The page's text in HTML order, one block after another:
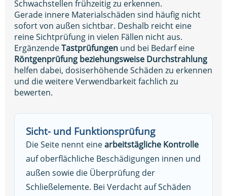
Schwachstellen frühzeitig zu erkennen.
Gerade innere Materialschäden sind häufig nicht
sofort von außen sichtbar. Deshalb reicht eine
reine Sichtprüfung in vielen Fällen nicht aus.
ErgänzendeTastprüfungen und bei Bedarf eine
Röntgenprüfung beziehungsweise Durchstrahlung
helfen dabei, dosiserhöhende Schäden zu erkennen
und die weitere Verwendbarkeit fachlich zu
bewerten.
Sicht- und Funktionsprüfung
Die Seite nennt einearbeitstägliche Kontrolle
auf oberflächliche Beschädigungen innen und
außen sowie die Überprüfung der
Schließelemente. Bei Verdacht auf Schäden